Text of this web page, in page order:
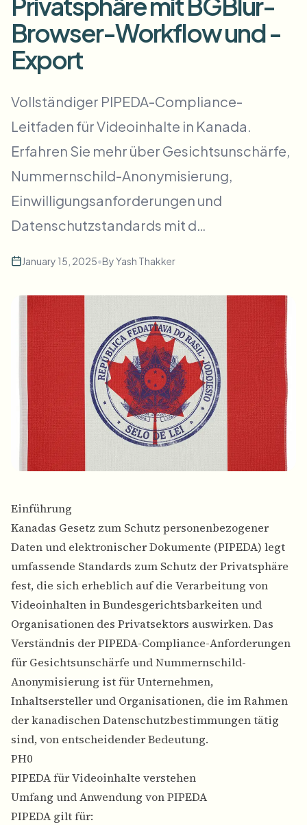
Gesichtstausch - Video
Video-Intelligenz
Bulk-Video-Blur
Viele Videos auf einmal bearbeiten
Massen-Gesichtsweichzeichnung
Hochdurchsatz-Pipelines
Alles weichzeichnen
Enterprise-Zonen, Richtlinien und Überprüfung
API & SDK
Kontaktformular
Video-Intelligenz
Browser-Workflow und -
Export
Vollständiger PIPEDA-Compliance-
Leitfaden für Videoinhalte in Kanada.
Erfahren Sie mehr über Gesichtsunschärfe,
Nummernschild-Anonymisierung,
Einwilligungsanforderungen und
Datenschutzstandards mit d…
January 15, 2025•ByYash Thakker
Einführung
Kanadas Gesetz zum Schutz personenbezogener
Daten und elektronischer Dokumente (PIPEDA) legt
umfassende Standards zum Schutz der Privatsphäre
fest, die sich erheblich auf die Verarbeitung von
Videoinhalten in Bundesgerichtsbarkeiten und
Organisationen des Privatsektors auswirken. Das
Verständnis der PIPEDA-Compliance-Anforderungen
für Gesichtsunschärfe und Nummernschild-
Anonymisierung ist für Unternehmen,
Inhaltsersteller und Organisationen, die im Rahmen
der kanadischen Datenschutzbestimmungen tätig
sind, von entscheidender Bedeutung.
PH0
PIPEDA für Videoinhalte verstehen
Umfang und Anwendung von PIPEDA
PIPEDA gilt für: